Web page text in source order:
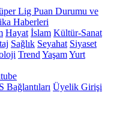
Lig Puan Durumu ve
Haberleri
Hayat İslam Kültür-Sanat
Sağlık Seyahat Siyaset
Trend YaşamYurt
Bağlantıları Üyelik Girişi